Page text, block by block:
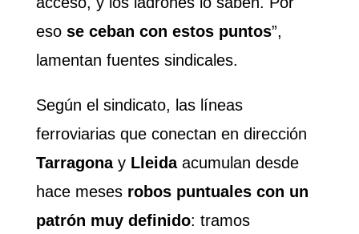
eso se ceban con estos puntos”,
lamentan fuentes sindicales.
Según el sindicato, las líneas
ferroviarias que conectan en dirección
Tarragonay Lleidaacumulan desde
hace meses robos puntuales con un
patrón muy definido: tramos